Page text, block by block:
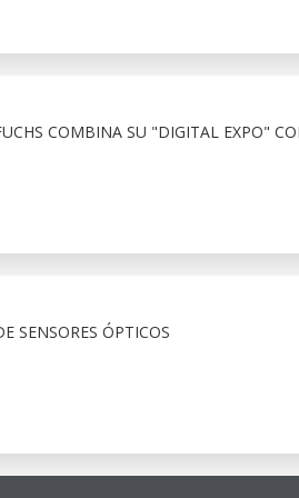
COMBINA SU "DIGITAL EXPO"
SENSORES ÓPTICOS